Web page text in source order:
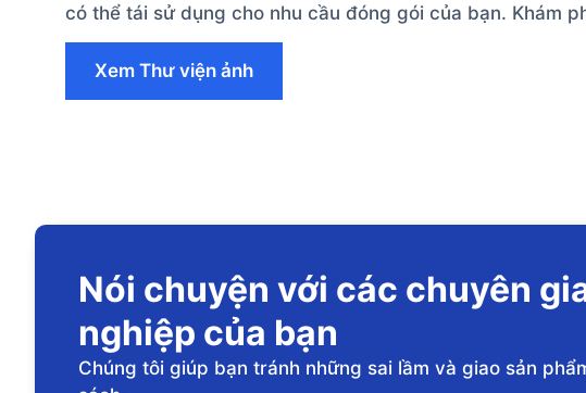
có thể tái sử dụng cho nhu cầu đóng gói của bạn. Khám
Xem Thư viện ảnh
Nói chuyện với các chuyên
nghiệp của bạn
Chúng tôi giúp bạn tránh những sai lầm và giao sản